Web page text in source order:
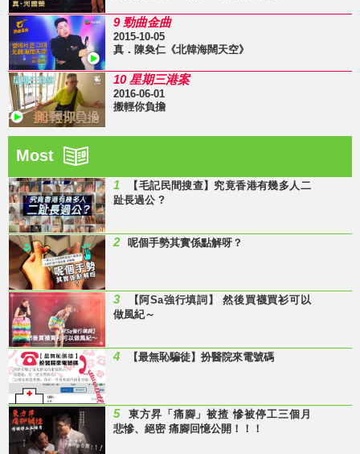
9 勁曲金曲
2015-10-05
真．陳奐仁《北韓海闊天空》
10 星期三港案
2016-06-01
搬輕你負擔
Most
1
【毛記民間搜查】究竟香港有幾多人二
趾長過公 ?
2 呢個手勢其實係點解呀？
3
【阿Sa強行填詞】 然後買襪買衫可以
做風紀～
4 【最無恥騙徒】扮醫院來電號碼
5
東方昇「痛腳」被揸 慘被停工三個月
悲慘、絕密 痛腳回憶公開！！！